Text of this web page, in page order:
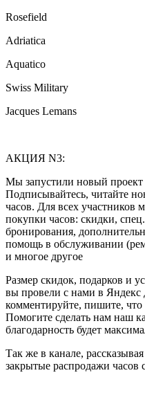
Rosefield
Adriatica
Aquatico
Swiss Military
Jacques Lemans
АКЦИЯ N3:
Мы запустили новый
Подписывайтесь, читайте
часов. Для всех участников
покупки часов: скидки,
бронирования,
помощь в обслуживании
и многое другое
Размер скидок, подарков и
вы провели с нами в Яндекс
комментируйте, пишите, что
Помогите сделать нам наш
благодарность будет
Так же в канале,
закрытые распродажи